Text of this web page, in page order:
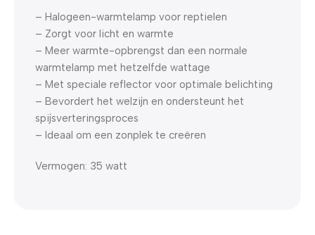
– Halogeen-warmtelamp voor reptielen
– Zorgt voor licht en warmte
– Meer warmte-opbrengst dan een normale
warmtelamp met hetzelfde wattage
– Met speciale reflector voor optimale belichting
– Bevordert het welzijn en ondersteunt het
spijsverteringsproces
– Ideaal om een zonplek te creëren
Vermogen: 35 watt